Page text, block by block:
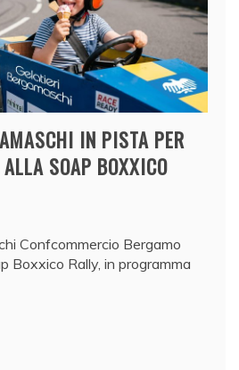
IN PISTA PER
SOAP BOXXICO
Confcommercio Bergamo
Boxxico Rally, in programma